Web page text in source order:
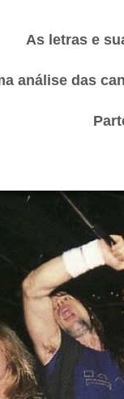
As letras e
análise das